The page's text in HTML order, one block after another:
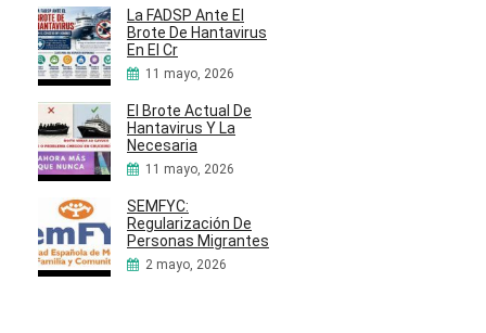
La FADSP Ante El
Brote De Hantavirus
En El Cr
11 mayo, 2026
El Brote Actual De
Hantavirus Y La
Necesaria
11 mayo, 2026
SEMFYC:
Regularización De
Personas Migrantes
2 mayo, 2026